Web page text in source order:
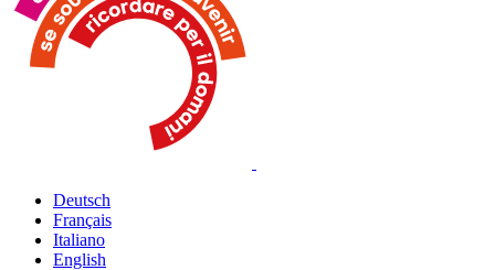
Deutsch
Français
Italiano
English